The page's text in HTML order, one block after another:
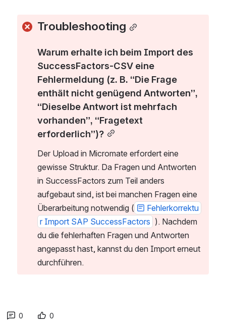
Troubleshooting
Warum erhalte ich beim Import des
SuccessFactors-CSV eine
Fehlermeldung (z. B. “Die Frage
enthält nicht genügend Antworten”,
“Dieselbe Antwort ist mehrfach
vorhanden”, “Fragetext
erforderlich”)?
Der Upload in Micromate erfordert eine
gewisse Struktur. Da Fragen und Antworten
in SuccessFactors zum Teil anders
aufgebaut sind, ist bei manchen Fragen eine
Überarbeitung notwendig (
Fehlerkorrektu
r Import SAP SuccessFactors ). Nachdem
du die fehlerhaften Fragen und Antworten
angepasst hast, kannst du den Import erneut
durchführen.
0 0